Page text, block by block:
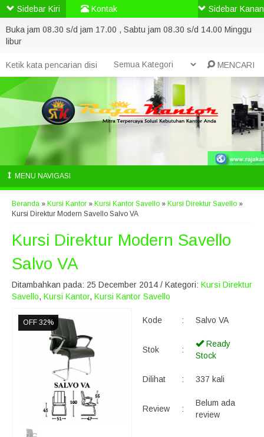
Buka jam 08.30 s/d jam 17.00 , Sabtu jam 08.30 s/d 14.00 Minggu
libur
MENCARI
MENU NAVIGASI
Beranda » Kursi Kantor » Kursi Kantor Savello » Kursi Direktur Savello »
Kursi Direktur Modern Savello Salvo VA
Kursi Direktur Modern Savello
Salvo VA
Ditambahkan pada: 25 December 2014 / Kategori: Kursi Direktur
Savello, Kursi Kantor, Kursi Kantor Savello
OFF 32% Kode : Salvo VA
Stok :
Ready
Stock
Dilihat : 337 kali
Review :
Belum ada
review
Sidebar Kiri Kontak Sidebar Kanan